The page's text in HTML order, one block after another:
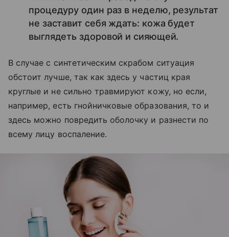
процедуру один раз в неделю, результат
не заставит себя ждать: кожа будет
выглядеть здоровой и сияющей.
В случае с синтетическим скрабом ситуация
обстоит лучше, так как здесь у частиц края
круглые и не сильно травмируют кожу, но если,
например, есть гнойничковые образования, то и
здесь можно повредить оболочку и разнести по
всему лицу воспаление.